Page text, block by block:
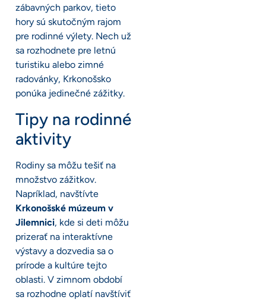
zábavných parkov, tieto
hory sú skutočným rajom
pre rodinné výlety. Nech už
sa rozhodnete pre letnú
turistiku alebo zimné
radovánky, Krkonošsko
ponúka jedinečné zážitky.
Tipy na rodinné
aktivity
Rodiny sa môžu tešiť na
množstvo zážitkov.
Napríklad, navštívte
Krkonošské múzeum v
Jilemnici, kde si deti môžu
prizerať na interaktívne
výstavy a dozvedia sa o
prírode a kultúre tejto
oblasti. V zimnom období
sa rozhodne oplatí navštíviť